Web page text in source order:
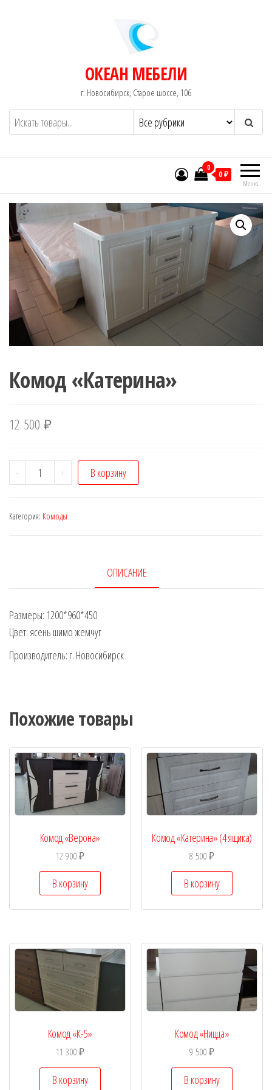
ОКЕАН МЕБЕЛИ
г. Новосибирск, Старое шоссе, 106
Меню
0
0 ₽
Комод «Катерина»
12 500 ₽
-
Количество
Комод
+ В корзину
Категория: Комоды
ОПИСАНИЕ
Размеры: 1200*960*450
Цвет: ясень шимо жемчуг
Производитель: г. Новосибирск
Похожие товары
Комод «Верона»
12 900₽
В корзину
Комод «Катерина» (4 ящика)
8 500₽
В корзину
Комод «К-5»
11 300₽
В корзину
Комод «Ницца»
9 500₽
В корзину